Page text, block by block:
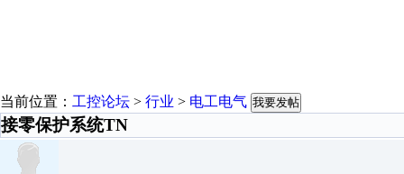
当前位置： 工控论坛 > 行业 > 电工电气 我要发帖
接零保护系统TN